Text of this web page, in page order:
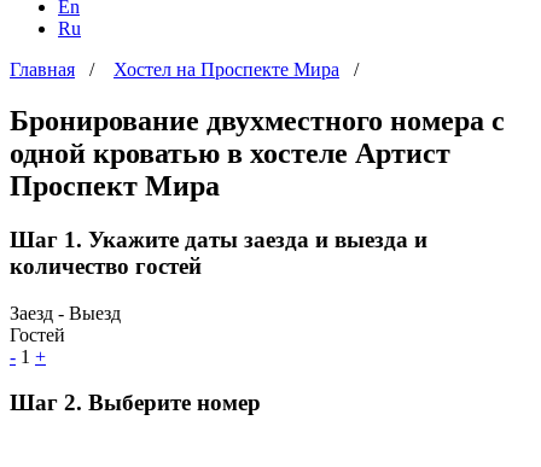
En
Ru
Главная / Хостел на Проспекте Мира /
Бронирование двухместного номера с
одной кроватью в хостеле Артист
Проспект Мира
Шаг 1. Укажите даты заезда и выезда и
количество гостей
Заезд - Выезд
Гостей
- 1 +
Шаг 2. Выберите номер